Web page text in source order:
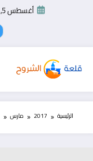
أغسطس 5, 2026
الرئيسية 2017 مارس